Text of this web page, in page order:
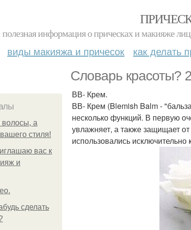
полезная информация о прическах и макияже
виды макияжа и причесок как делать
Словарь красоты?
волосы, а
стиля!
вас к
и
сделать
ВВ- Крем.
ВВ- Крем (Blemish Balm -
несколько функций. В первую
увлажняет, а также защищает
использовались